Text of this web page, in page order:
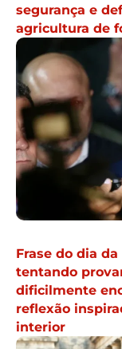
segurança e
agricultura de
Frase do dia
tentando
dificilmente
reflexão
interior